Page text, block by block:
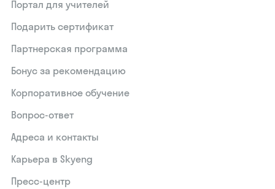
Портал для учителей
Подарить сертификат
Партнерская программа
Бонус за рекомендацию
Корпоративное обучение
Вопрос-ответ
Адреса и контакты
Карьера в Skyeng
Пресс-центр